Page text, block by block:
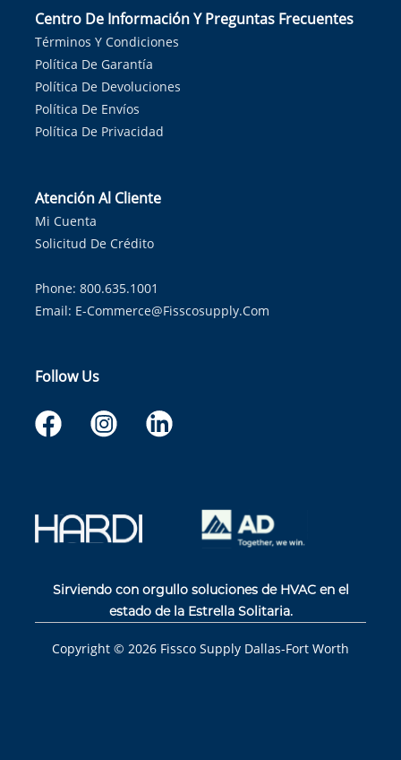
Centro De Información Y Preguntas Frecuentes
Términos Y Condiciones
Política De Garantía
Política De Devoluciones
Política De Envíos
Política De Privacidad
Atención Al Cliente
Mi Cuenta
Solicitud De Crédito
Phone: 800.635.1001
Email: E-Commerce@fisscosupply.com
Follow Us
Sirviendo con orgullo soluciones de HVAC en el
estado de la Estrella Solitaria.
Copyright © 2026 Fissco Supply Dallas-Fort Worth